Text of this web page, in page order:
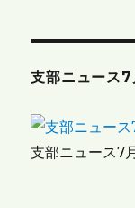
ョ
支部ニュース7
支部ニュース